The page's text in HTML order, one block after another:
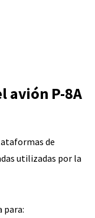
avión P-8A
de
utilizadas por la
para: